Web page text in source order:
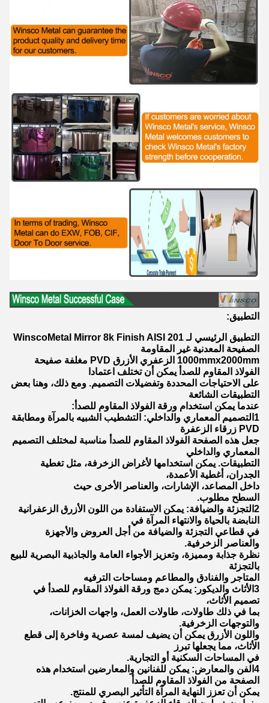
التطبيق:
التطبيق الرئيسي لـ WinscoMetal Mirror 8k Finish AISI 201
الصفيحة المعدنية غير المقاومة
1000mmx2000mm الزعفري الأزرق PVD مغلفة صفيحة
الفولاذ المقاوم للصدأ يمكن أن تختلف اعتمادا
على الاحتياجات المحددة وتفضيلات التصميم. ومع ذلك، وهنا بعض
التطبيقات الشائعة
عندما يمكن استخدام ورقة الفولاذ المقاوم للصدأ:
1التصميم المعماري والداخلي: التشطيب الشبيه بالمرآة ومطابقة
PVD زرقاء الزعفرة
جعل هذه الصفحة الفولاذ المقاوم للصدأ مناسبة لمختلف التصميم
المعماري والداخلي
التطبيقات. يمكن استخدامها لأغراض الزخرفة، مثل تغطية
الجدران، أغطية الأعمدة،
داخل المصاعد، الإشارات، والعناصر الأخرى حيث
السطح مطلوب.
2التجزئة والضيافة: يمكن الاستفادة من اللون الأزرق الزعفرانية
النابضة بالحياة والانتهاء المرآة في
في قطاعي التجزئة والضيافة من أجل العروض والأجهزة
والعناصر الزخرفية.
نظرة جذابة ومميزة، وتعزيز الأجواء العامة والجاذبية البصرية للبيع
بالتجزئة
المتاجر والفنادق والمطاعم ومساحات الترفيه
3الأثاث والديكور: يمكن دمج ورقة الفولاذ المقاوم للصدأ في
تصميم الأثاث،
بما في ذلك طاولات، طاولات العمل، واجهات الخزانات،
والتوجهات الزخرفية.
واللون الأزرق يمكن أن يضيف لمسة عصرية وفاخرة إلى قطع
الأثاث، مما يجعلها تبرز
في المساحات السكنية أو التجارية.
4الفن والمعارض: يمكن للفنانين والمعارضين استخدام هذه
الصفحة من الفولاذ المقاوم للصدأ
يمكن أن تعزز النهاية المرآة التأثير البصري للمنتج.